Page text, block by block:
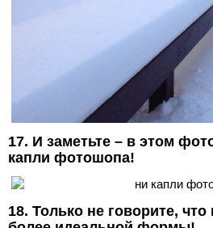
17. И заметьте – в этом
капли фотошопа!
18. Только не говорите,